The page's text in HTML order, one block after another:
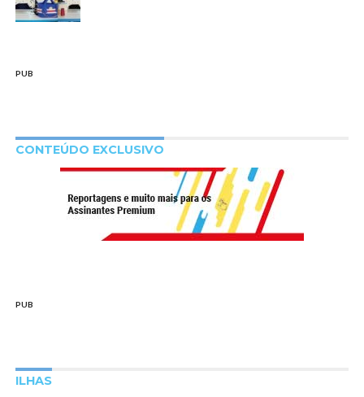
PUB
CONTEÚDO EXCLUSIVO
PUB
ILHAS